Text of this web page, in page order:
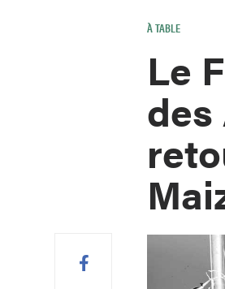
À TABLE
Le
des